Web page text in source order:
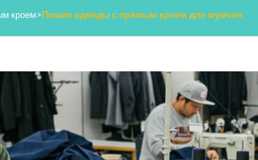
кроем>Пошив одежды с прямым кроем для мужчин